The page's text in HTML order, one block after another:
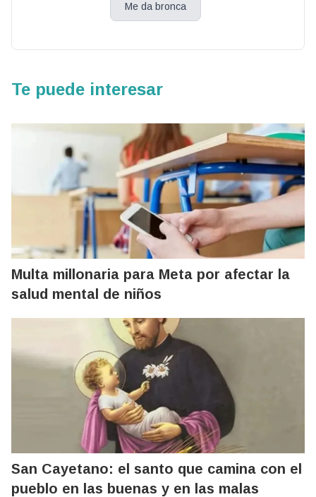
Me da bronca
Te puede interesar
Multa millonaria para Meta por afectar la
salud mental de niños
San Cayetano: el santo que camina con el
pueblo en las buenas y en las malas